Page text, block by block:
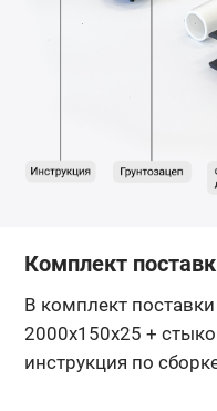
Комплект
В комплект
2000х150х25 +
инструкция по